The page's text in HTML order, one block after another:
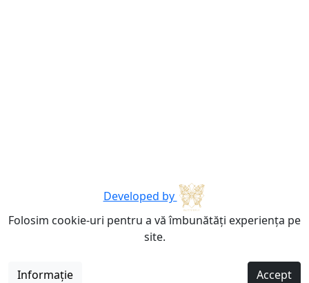
Developed by
Folosim cookie-uri pentru a vă îmbunătăți experiența pe
site.
Informație Accept